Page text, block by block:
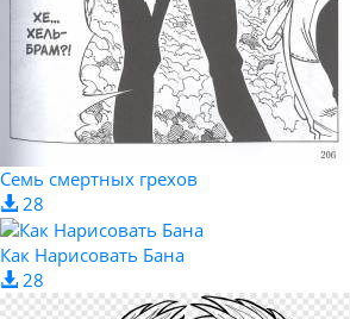
Семь смертных грехов
28
Как Нарисовать Бана
28